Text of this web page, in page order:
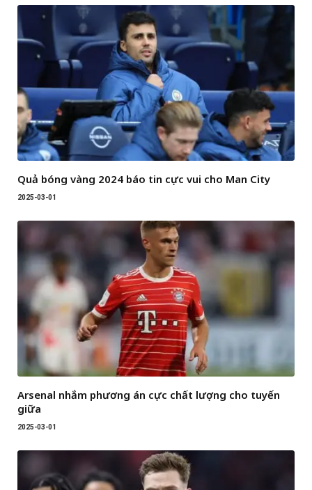
Quả bóng vàng 2024 báo tin cực vui cho Man City
2025-03-01
Arsenal nhắm phương án cực chất lượng cho tuyến
giữa
2025-03-01